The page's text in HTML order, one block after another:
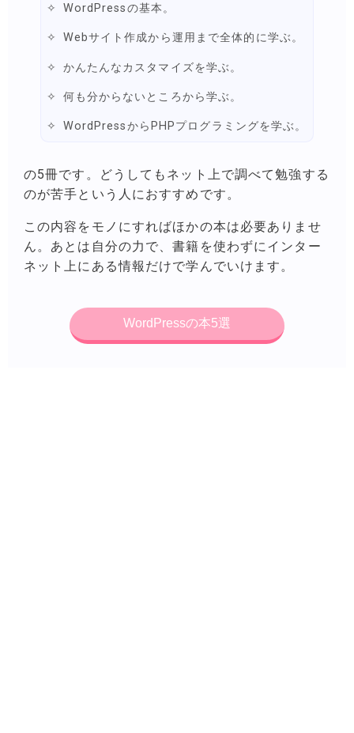
WordPressの基本。
Webサイト作成から運用まで全体的に学ぶ。
かんたんなカスタマイズを学ぶ。
何も分からないところから学ぶ。
WordPressからPHPプログラミングを学ぶ。
の5冊です。どうしてもネット上で調べて勉強する
のが苦手という人におすすめです。
この内容をモノにすればほかの本は必要ありませ
ん。あとは自分の力で、書籍を使わずにインター
ネット上にある情報だけで学んでいけます。
WordPressの本5選